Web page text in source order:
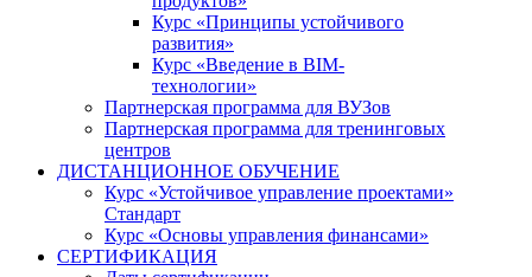
Курс «Принципы устойчивого
развития»
Курс «Введение в BIM-
технологии»
Партнерская программа для ВУЗов
Партнерская программа для тренинговых
центров
ДИСТАНЦИОННОЕ ОБУЧЕНИЕ
Курс «Устойчивое управление проектами»
Стандарт
Курс «Основы управления финансами»
СЕРТИФИКАЦИЯ